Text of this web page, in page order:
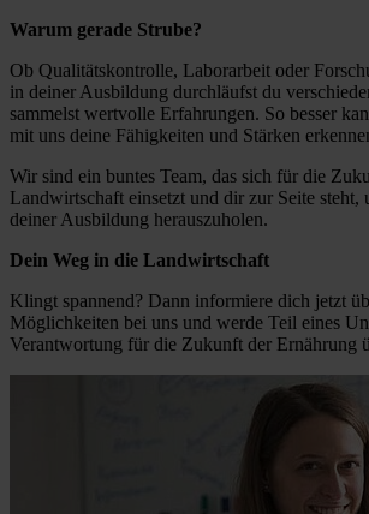
Warum gerade Strube?
Ob Qualitätskontrolle, Laborarbeit oder
in deiner Ausbildung durchläufst du
sammelst wertvolle Erfahrungen. So besser
mit uns deine Fähigkeiten und Stärken
Wir sind ein buntes Team, das sich für die
Landwirtschaft einsetzt und dir zur Seite steht,
deiner Ausbildung herauszuholen.
Dein Weg in die Landwirtschaft
Klingt spannend? Dann informiere dich jetzt
Möglichkeiten bei uns und werde Teil eines
Verantwortung für die Zukunft der Ernährung